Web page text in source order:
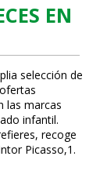
EN
selección de
las marcas
infantil.
recoge
Picasso,1.